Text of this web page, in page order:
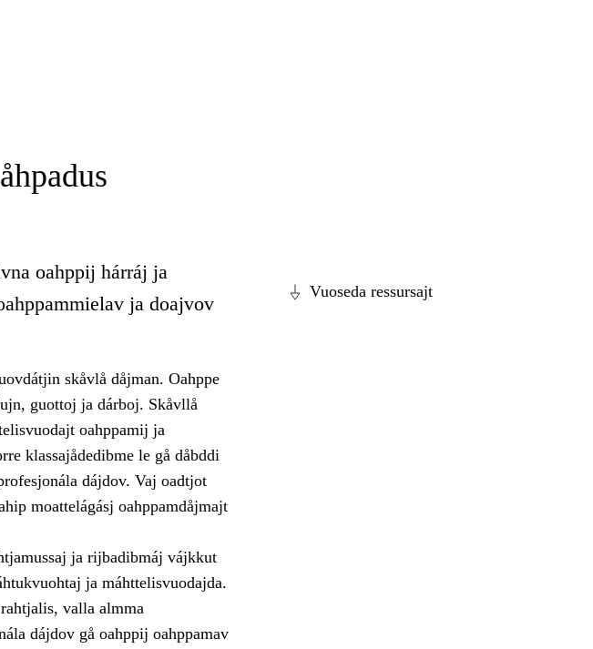
Vuoseda ressursajt
oahppij hárráj ja
ja doajvov
skåvlå dåjman. Oahppe
guottoj ja dárboj. Skåvllå
oahppamij ja
klassajådedibme le gå dåbddi
dájdov. Vaj oadtjot
moattelágásj oahppamdåjmajt
ja rijbadibmáj vájkkut
ja máhttelisvuodajda.
valla almma
dájdov gå oahppij oahppamav